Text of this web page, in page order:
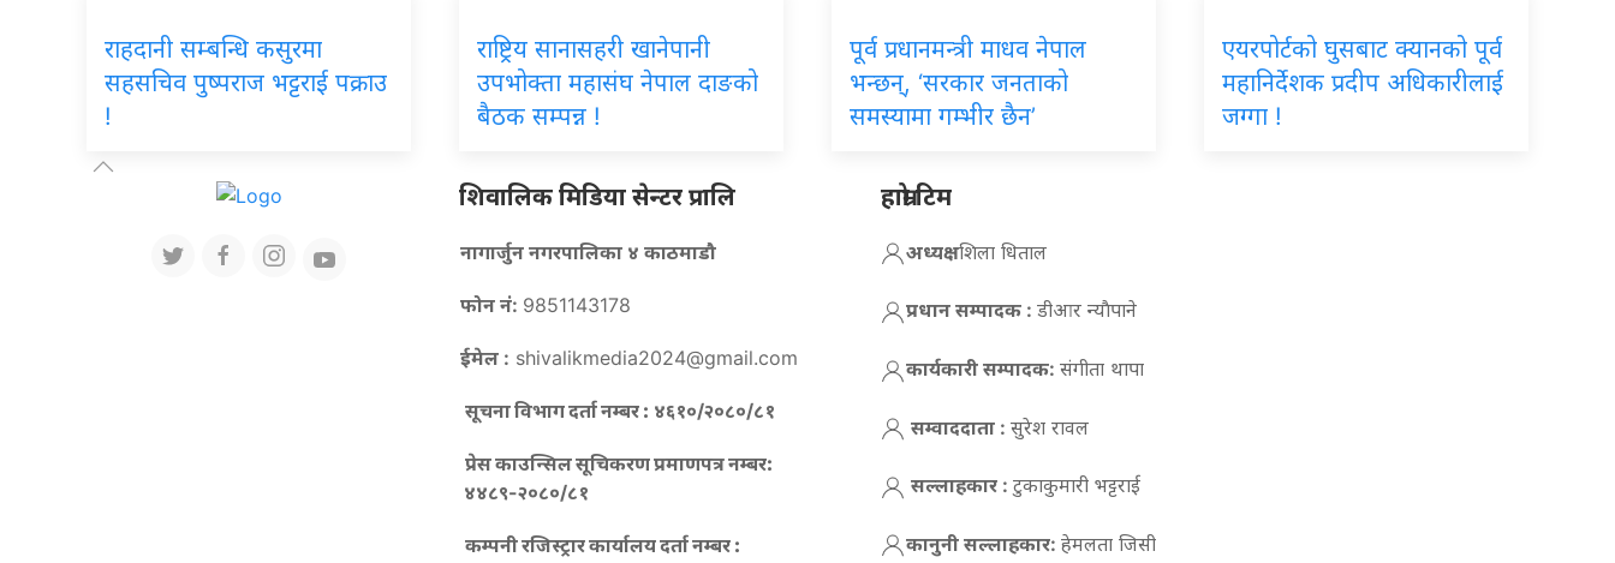
राहदानी सम्बन्धि कसुरमा
सहसचिव पुष्पराज भट्टराई पक्राउ
!
राष्ट्रिय सानासहरी खानेपानी
उपभोक्ता महासंघ नेपाल दाङको
बैठक सम्पन्न !
पूर्व प्रधानमन्त्री माधव नेपाल
भन्छन्, ‘सरकार जनताको
समस्यामा गम्भीर छैन’
एयरपोर्टको घुसबाट क्यानको पूर्व
महानिर्देशक प्रदीप अधिकारीलाई
जग्गा !
शिवालिक मिडिया सेन्टर प्रालि
नागार्जुन नगरपालिका ४ काठमाडौ
फोन नं: 9851143178
ईमेल : shivalikmedia2024@gmail.com
सूचना विभाग दर्ता नम्बर : ४६१०/२०८०/८१
प्रेस काउन्सिल सूचिकरण प्रमाणपत्र नम्बर:
४४८९-२०८०/८१
कम्पनी रजिस्ट्रार कार्यालय दर्ता नम्बर :
हाम्रो टिम
अध्यक्ष :शिला धिताल
प्रधान सम्पादक : डीआर न्याैपाने
कार्यकारी सम्पादक: संगीता थापा
सम्वाददाता : सुरेश रावल
सल्लाहकार : टुकाकुमारी भट्टराई
कानुनी सल्लाहकार: हेमलता जिसी